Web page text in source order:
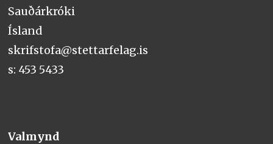
Sauðárkróki
Ísland
skrifstofa@stettarfelag.is
s: 453 5433
Valmynd